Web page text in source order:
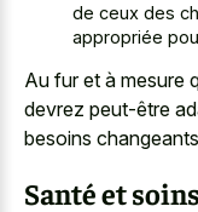
de ceux des
appropriée
Au fur et à mesure
devrez peut-être
besoins
Santé et soins